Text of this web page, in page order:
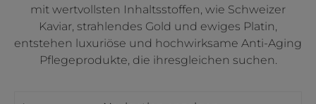
mit wertvollsten Inhaltsstoffen, wie Schweizer
Kaviar, strahlendes Gold und ewiges Platin,
entstehen luxuriöse und hochwirksame Anti-Aging
Pflegeprodukte, die ihresgleichen suchen.